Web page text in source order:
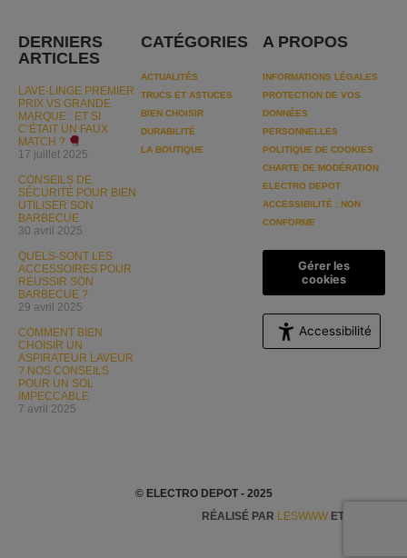
DERNIERS
ARTICLES
LAVE-LINGE PREMIER
PRIX VS GRANDE
MARQUE : ET SI
C’ÉTAIT UN FAUX
MATCH ?
17 juillet 2025
CONSEILS DE
SÉCURITÉ POUR BIEN
UTILISER SON
BARBECUE
30 avril 2025
QUELS-SONT LES
ACCESSOIRES POUR
RÉUSSIR SON
BARBECUE ?
29 avril 2025
COMMENT BIEN
CHOISIR UN
ASPIRATEUR LAVEUR
? NOS CONSEILS
POUR UN SOL
IMPECCABLE
7 avril 2025
CATÉGORIES
ACTUALITÉS
TRUCS ET ASTUCES
BIEN CHOISIR
DURABILITÉ
LA BOUTIQUE
A PROPOS
INFORMATIONS LÉGALES
PROTECTION DE VOS
DONNÉES
PERSONNELLES
POLITIQUE DE COOKIES
CHARTE DE MODÉRATION
ELECTRO DEPOT
ACCESSIBILITÉ : NON
CONFORME
Gérer les
cookies
Accessibilité
© ELECTRO DEPOT - 2025
RÉALISÉ PAR LESWWW ET